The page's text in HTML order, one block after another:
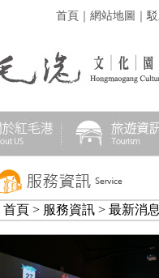
首頁｜ 網站地圖 ｜
首頁 > 服務資訊 > 最新消息